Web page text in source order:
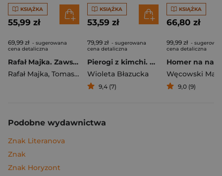
KSIĄŻKA
55,99 zł
69,99 zł - sugerowana
cena detaliczna
Rafał Majka. Zawsze z przodu. Rozmawia Tomasz Kalemba - książka z autografem
Rafał Majka, Tomasz Kalemba
KSIĄŻKA
53,59 zł
79,99 zł - sugerowana
cena detaliczna
Pierogi z kimchi. Moje ulubione azjatyckie przepisy
Wioleta Błazucka
9,4 (7)
KSIĄŻKA
66,80 zł
99,99 zł -
cena detaliczna
Węcowski
9,0 (9)
Podobne wydawnictwa
Znak Literanova
Znak
Znak Horyzont